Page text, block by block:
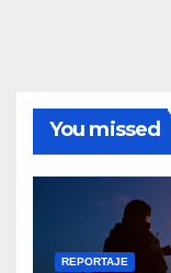
You missed
REPORTAJE